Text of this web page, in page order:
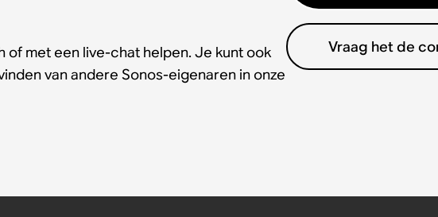
of met een live-chat helpen. Je kunt ook
van andere Sonos-eigenaren in onze
Vraag het de